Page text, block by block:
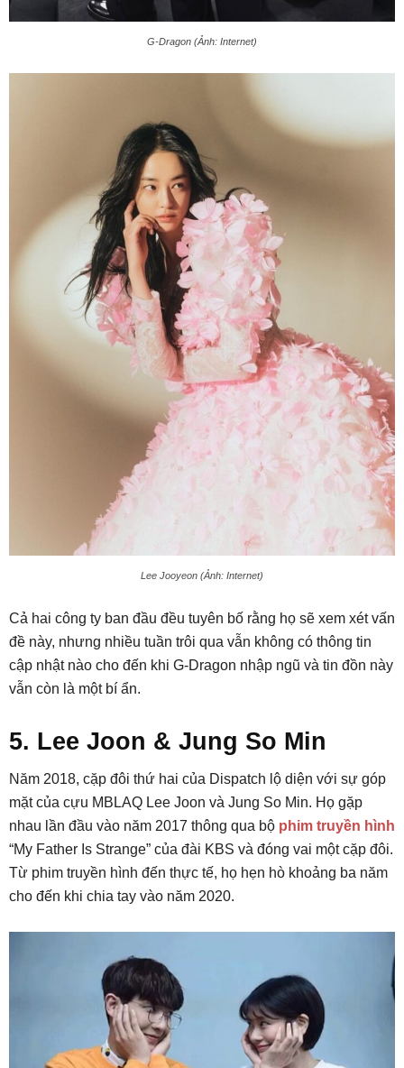
G-Dragon (Ảnh: Internet)
Lee Jooyeon (Ảnh: Internet)
Cả hai công ty ban đầu đều tuyên bố rằng họ sẽ xem xét vấn
đề này, nhưng nhiều tuần trôi qua vẫn không có thông tin
cập nhật nào cho đến khi G-Dragon nhập ngũ và tin đồn này
vẫn còn là một bí ẩn.
5. Lee Joon & Jung So Min
Năm 2018, cặp đôi thứ hai của Dispatch lộ diện với sự góp
mặt của cựu MBLAQ Lee Joon và Jung So Min. Họ gặp
nhau lần đầu vào năm 2017 thông qua bộ phim truyền hình
“My Father Is Strange” của đài KBS và đóng vai một cặp đôi.
Từ phim truyền hình đến thực tế, họ hẹn hò khoảng ba năm
cho đến khi chia tay vào năm 2020.